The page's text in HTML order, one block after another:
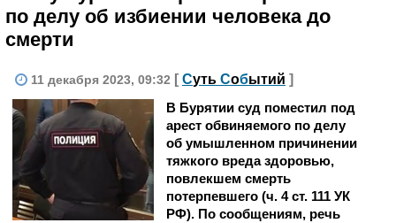
по делу об избиении человека до
смерти
11 декабря 2023, 09:32 [ Суть Событий ]
В Бурятии суд поместил под
арест обвиняемого по делу
об умышленном причинении
тяжкого вреда здоровью,
повлекшем смерть
потерпевшего (ч. 4 ст. 111 УК
РФ). По сообщениям, речь